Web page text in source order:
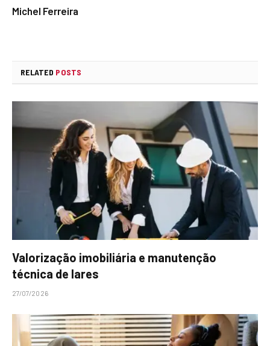
Michel Ferreira
RELATED POSTS
Valorização imobiliária e manutenção
técnica de lares
27/07/2026